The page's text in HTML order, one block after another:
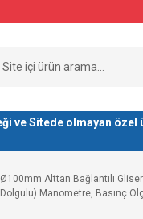
ve Sitede olmayan
Ø100mm Alttan Bağlantılı
Dolgulu) Manometre, Basınç